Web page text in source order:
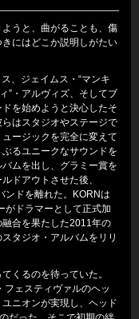
うと、曲がることも、傷
にはどこか説明しがたい
、ジェイムス・“マンキ
”・アルヴィズ、そしてブ
を始めようと決心したそ
はスタジオやステージで
ージックを完全に変えて
るユニークなサウンドを
ムを出し、グラミー賞を
ドアウトさせた後、
ンドを離れた。KORNは
がドラマーとして正式加
合を果たした2011年の
タジオ・アルバムをリリ
くるのを待っていた。
ェスティヴァルのヘッ
ニオンが実現し、ヘッド